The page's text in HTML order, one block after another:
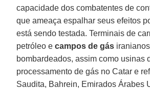
capacidade dos combatentes de
que ameaça espalhar seus efeitos
está sendo testada. Terminais de
petróleo e campos de gás
bombardeados, assim como usinas
processamento de gás no Catar e
Saudita, Bahrein, Emirados Árabes